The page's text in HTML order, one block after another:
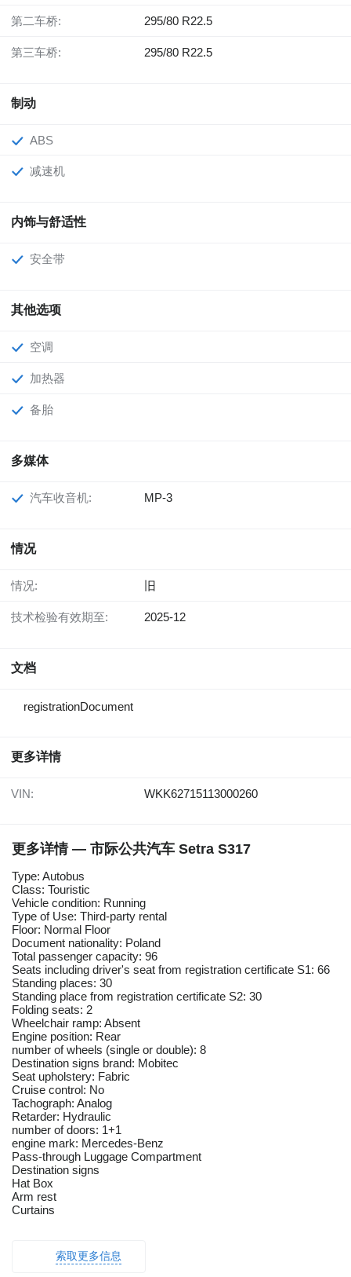
第二车桥: 295/80 R22.5
第三车桥: 295/80 R22.5
制动
ABS
减速机
内饰与舒适性
安全带
其他选项
空调
加热器
备胎
多媒体
汽车收音机: MP-3
情况
情况: 旧
技术检验有效期至: 2025-12
文档
registrationDocument
更多详情
VIN: WKK62715113000260
更多详情 — 市际公共汽车 Setra S317
Type: Autobus
Class: Touristic
Vehicle condition: Running
Type of Use: Third-party rental
Floor: Normal Floor
Document nationality: Poland
Total passenger capacity: 96
Seats including driver's seat from registration certificate S1: 66
Standing places: 30
Standing place from registration certificate S2: 30
Folding seats: 2
Wheelchair ramp: Absent
Engine position: Rear
number of wheels (single or double): 8
Destination signs brand: Mobitec
Seat upholstery: Fabric
Cruise control: No
Tachograph: Analog
Retarder: Hydraulic
number of doors: 1+1
engine mark: Mercedes-Benz
Pass-through Luggage Compartment
Destination signs
Hat Box
Arm rest
Curtains
索取更多信息